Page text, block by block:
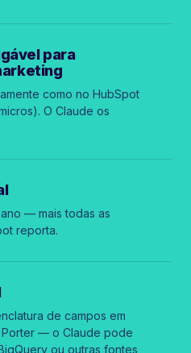
para
como no HubSpot
). O Claude os
— mais todas as
reporta.
de campos em
— o Claude pode
ou outras fontes